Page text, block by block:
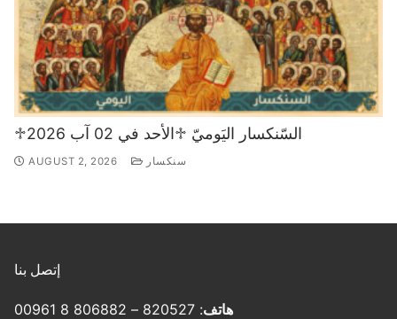
♱السّنكسار اليَوميّ ♱الأحد في 02 آب 2026
AUGUST 2, 2026 سنكسار
إتصل بنا
هاتف: 820527 – 806882 8 00961